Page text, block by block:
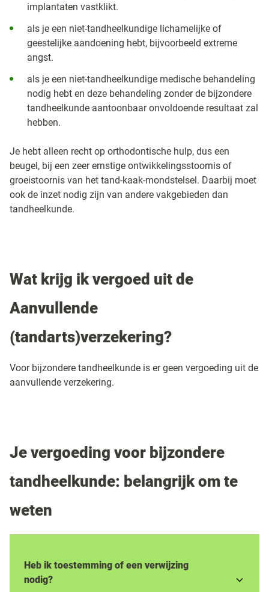
implantaten vastklikt.
als je een niet-tandheelkundige lichamelijke of
geestelijke aandoening hebt, bijvoorbeeld extreme
angst.
als je een niet-tandheelkundige medische behandeling
nodig hebt en deze behandeling zonder de bijzondere
tandheelkunde aantoonbaar onvoldoende resultaat zal
hebben.
Je hebt alleen recht op orthodontische hulp, dus een
beugel, bij een zeer ernstige ontwikkelingsstoornis of
groeistoornis van het tand-kaak-mondstelsel. Daarbij moet
ook de inzet nodig zijn van andere vakgebieden dan
tandheelkunde.
Wat krijg ik vergoed uit de
Aanvullende
(tandarts)verzekering?
Voor bijzondere tandheelkunde is er geen vergoeding uit de
aanvullende verzekering.
Je vergoeding voor bijzondere
tandheelkunde: belangrijk om te
weten
Heb ik toestemming of een verwijzing
nodig?